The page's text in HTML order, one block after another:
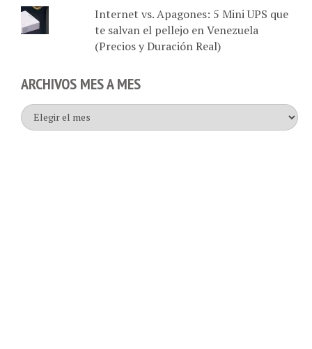
Internet vs. Apagones: 5 Mini UPS que
te salvan el pellejo en Venezuela
(Precios y Duración Real)
ARCHIVOS MES A MES
Archivos
mes